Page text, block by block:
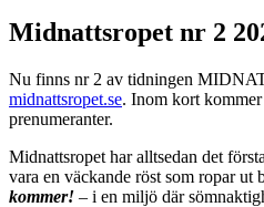
Midnattsropet nr 2
Nu finns nr 2 av tidningen
midnattsropet.se. Inom kort
prenumeranter.
Midnattsropet har alltsedan det
vara en väckande röst som ropar ut
kommer! – i en miljö där